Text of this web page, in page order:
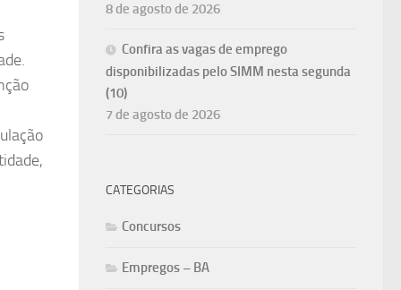
8 de agosto de 2026
Confira as vagas de emprego
disponibilizadas pelo SIMM nesta segunda
(10)
7 de agosto de 2026
CATEGORIAS
Concursos
Empregos – BA